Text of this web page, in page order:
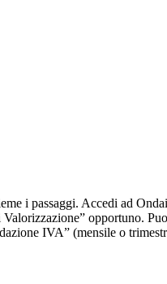
i passaggi. Accedi ad
opportuno.
IVA” (mensile o